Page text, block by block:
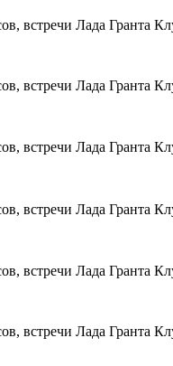
встречи Лада Гранта
встречи Лада Гранта
встречи Лада Гранта
встречи Лада Гранта
встречи Лада Гранта
встречи Лада Гранта